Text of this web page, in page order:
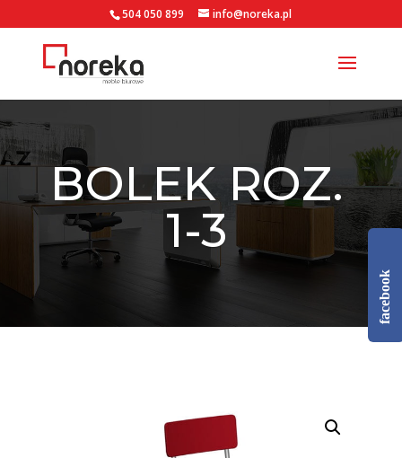
facebook
504 050 899 info@noreka.pl
BOLEK ROZ.
1-3